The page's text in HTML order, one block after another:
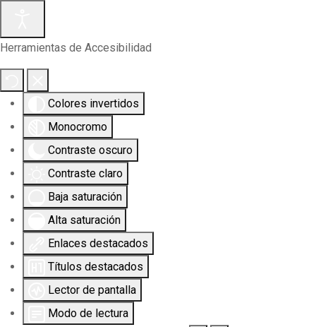
Herramientas de Accesibilidad
Colores invertidos
Monocromo
Contraste oscuro
Contraste claro
Baja saturación
Alta saturación
Enlaces destacados
Títulos destacados
Lector de pantalla
Modo de lectura